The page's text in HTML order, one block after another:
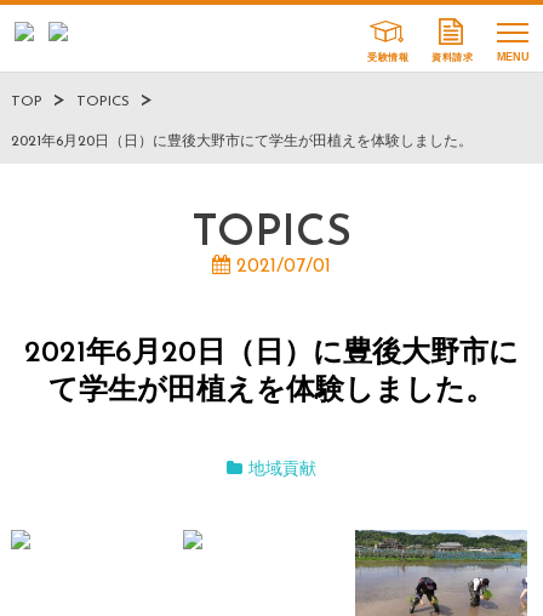
受験情報 資料請求
TOP TOPICS
2021年6月20日（日）に豊後大野市にて学生が田植えを体験しました。
TOPICS
2021/07/01
2021年6月20日（日）に豊後大野市に
て学生が田植えを体験しました。
地域貢献